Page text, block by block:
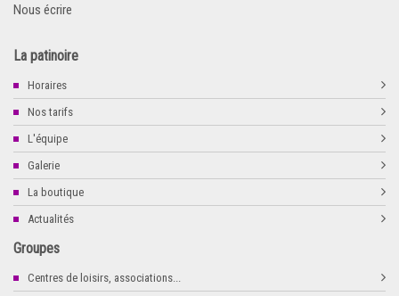
Nous écrire
La patinoire
Horaires
Nos tarifs
L'équipe
Galerie
La boutique
Actualités
Groupes
Centres de loisirs, associations...